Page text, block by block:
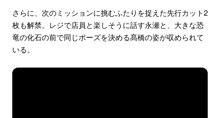
さらに、次のミッションに挑むふたりを捉えた先行カット2
枚も解禁。レジで店員と楽しそうに話す永瀬と、大きな恐
竜の化石の前で同じポーズを決める髙橋の姿が収められて
いる。